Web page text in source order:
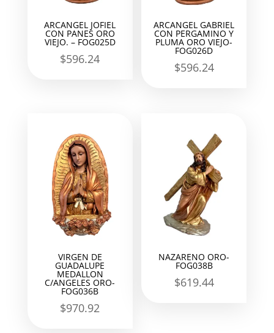
ARCANGEL JOFIEL
CON PANES ORO
VIEJO. – FOG025D
$596.24
ARCANGEL GABRIEL
CON PERGAMINO Y
PLUMA ORO VIEJO-
FOG026D
$596.24
VIRGEN DE
GUADALUPE
MEDALLON
C/ANGELES ORO-
FOG036B
$970.92
NAZARENO ORO-
FOG038B
$619.44